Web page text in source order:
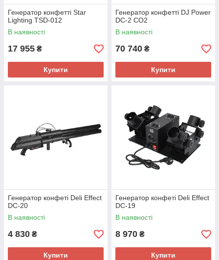
Генератор конфетті Star
Lighting TSD-012
В наявності
17 955 ₴
Купити
Генератор конфетті DJ Power
DC-2 СО2
В наявності
70 740 ₴
Купити
Генератор конфеті Deli Effect
DC-20
В наявності
4 830 ₴
Купити
Генератор конфеті Deli Effect
DC-19
В наявності
8 970 ₴
Купити